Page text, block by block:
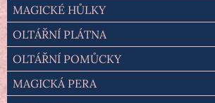
MAGICKÉ HŮLKY
OLTÁŘNÍ PLÁTNA
OLTÁŘNÍ POMŮCKY
MAGICKÁ PERA